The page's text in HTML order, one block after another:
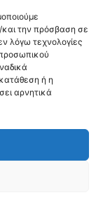
την πρόσβαση σε
λόγω τεχνολογίες
ή η
αρνητικά